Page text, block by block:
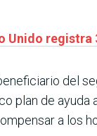
Unido
del
plan de
a los